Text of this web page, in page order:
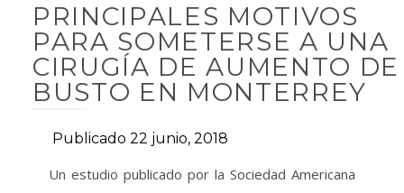
PRINCIPALES MOTIVOS
PARA SOMETERSE A UNA
CIRUGÍA DE AUMENTO DE
BUSTO EN MONTERREY
Publicado 22 junio, 2018
Un estudio publicado por la Sociedad Americana